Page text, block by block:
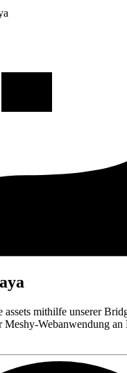
assets mithilfe unserer
Meshy-Webanwendung an